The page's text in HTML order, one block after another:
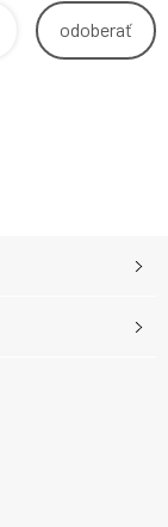
odoberať